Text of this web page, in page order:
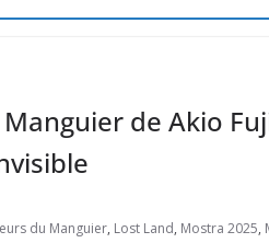
de Akio
du Manguier, Lost Land, Mostra 2025,